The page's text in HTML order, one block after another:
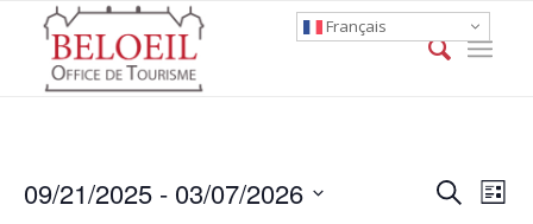
Events
Search
List
09/21/2025 - 03/07/2026
Français